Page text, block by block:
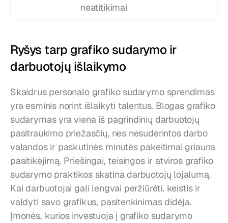
neatitikimai
Ryšys tarp grafiko sudarymo ir
darbuotojų išlaikymo
Skaidrus personalo grafiko sudarymo sprendimas
yra esminis norint išlaikyti talentus. Blogas grafiko
sudarymas yra viena iš pagrindinių darbuotojų
pasitraukimo priežasčių, nes nesuderintos darbo
valandos ir paskutinės minutės pakeitimai griauna
pasitikėjimą. Priešingai, teisingos ir atviros grafiko
sudarymo praktikos skatina darbuotojų lojalumą.
Kai darbuotojai gali lengvai peržiūrėti, keistis ir
valdyti savo grafikus, pasitenkinimas didėja.
Įmonės, kurios investuoja į grafiko sudarymo